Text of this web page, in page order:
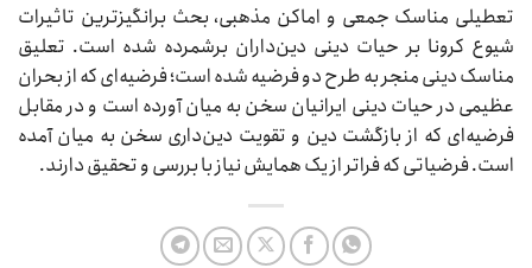
تعطیلی مناسک جمعی و اماکن مذهبی، بحث برانگیزترین تاثیرات
شیوع کرونا بر حیات دینی دین‌داران برشمرده شده است. تعلیق
مناسک دینی منجر به طرح دو فرضیه شده است؛ فرضیه‌ای که از بحران
عظیمی در حیات دینی ایرانیان سخن به میان آورده است و در مقابل
فرضیه‌ای که از بازگشت دین و تقویت دین‌داری سخن به میان آمده
است. فرضیاتی که فراتر از یک همایش نیاز با بررسی و تحقیق دارند.